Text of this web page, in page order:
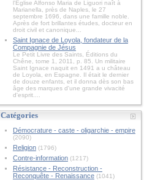
l'Église Alfonso Maria de Liguori naît à
Marianella, près de Naples, le 27
septembre 1696, dans une famille noble.
Après de fort brillantes études, docteur en
droit civil et canonique...
Saint Ignace de Loyola, fondateur de la
Compagnie de Jésus
Le Petit Livre des Saints, Éditions du
Chêne, tome 1, 2011, p. 85. Un militaire
Saint Ignace naquit en 1491 a u château
de Loyola, en Espagne. Il était le dernier
de douze enfants, et il donna dès son bas
âge des marques d'une grande vivacité
d'esprit....
Catégories
Démocrature - caste - oligarchie - empire
(2090)
Religion(1796)
Contre-information(1217)
Résistance - Reconstruction -
Reconquête - Renaissance(1041)